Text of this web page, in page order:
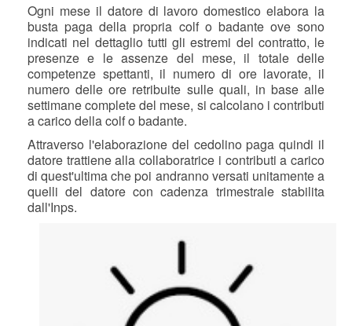
Ogni mese il datore di lavoro domestico elabora la
busta paga della propria colf o badante ove sono
indicati nel dettaglio tutti gli estremi del contratto, le
presenze e le assenze del mese, il totale delle
competenze spettanti, il numero di ore lavorate, il
numero delle ore retribuite sulle quali, in base alle
settimane complete del mese, si calcolano i contributi
a carico della colf o badante.
Attraverso l'elaborazione del cedolino paga quindi il
datore trattiene alla collaboratrice i contributi a carico
di quest'ultima che poi andranno versati unitamente a
quelli del datore con cadenza trimestrale stabilita
dall'Inps.